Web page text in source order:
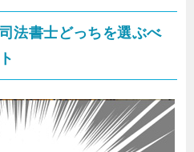
法書士どっちを選ぶべ